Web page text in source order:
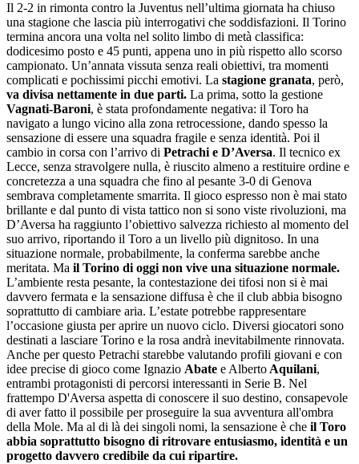
Il 2-2 in rimonta contro la Juventus nell’ultima giornata ha chiuso
una stagione che lascia più interrogativi che soddisfazioni. Il Torino
termina ancora una volta nel solito limbo di metà classifica:
dodicesimo posto e 45 punti, appena uno in più rispetto allo scorso
campionato. Un’annata vissuta senza reali obiettivi, tra momenti
complicati e pochissimi picchi emotivi. La stagione granata, però,
va divisa nettamente in due parti. La prima, sotto la gestione
Vagnati-Baroni, è stata profondamente negativa: il Toro ha
navigato a lungo vicino alla zona retrocessione, dando spesso la
sensazione di essere una squadra fragile e senza identità. Poi il
cambio in corsa con l’arrivo di Petrachi e D’Aversa. Il tecnico ex
Lecce, senza stravolgere nulla, è riuscito almeno a restituire ordine e
concretezza a una squadra che fino al pesante 3-0 di Genova
sembrava completamente smarrita. Il gioco espresso non è mai stato
brillante e dal punto di vista tattico non si sono viste rivoluzioni, ma
D’Aversa ha raggiunto l’obiettivo salvezza richiesto al momento del
suo arrivo, riportando il Toro a un livello più dignitoso. In una
situazione normale, probabilmente, la conferma sarebbe anche
meritata. Ma il Torino di oggi non vive una situazione normale.
L’ambiente resta pesante, la contestazione dei tifosi non si è mai
davvero fermata e la sensazione diffusa è che il club abbia bisogno
soprattutto di cambiare aria. L’estate potrebbe rappresentare
l’occasione giusta per aprire un nuovo ciclo. Diversi giocatori sono
destinati a lasciare Torino e la rosa andrà inevitabilmente rinnovata.
Anche per questo Petrachi starebbe valutando profili giovani e con
idee precise di gioco come Ignazio Abate e Alberto Aquilani,
entrambi protagonisti di percorsi interessanti in Serie B. Nel
frattempo D'Aversa aspetta di conoscere il suo destino, consapevole
di aver fatto il possibile per proseguire la sua avventura all'ombra
della Mole. Ma al di là dei singoli nomi, la sensazione è che il Toro
abbia soprattutto bisogno di ritrovare entusiasmo, identità e un
progetto davvero credibile da cui ripartire.